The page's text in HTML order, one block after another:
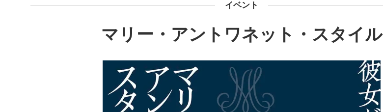
イベント
マリー・アントワネット・スタイル